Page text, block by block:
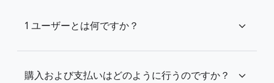
1 ユーザーとは何ですか？ expand_more
購入および支払いはどのように行うのですか？ expand_more